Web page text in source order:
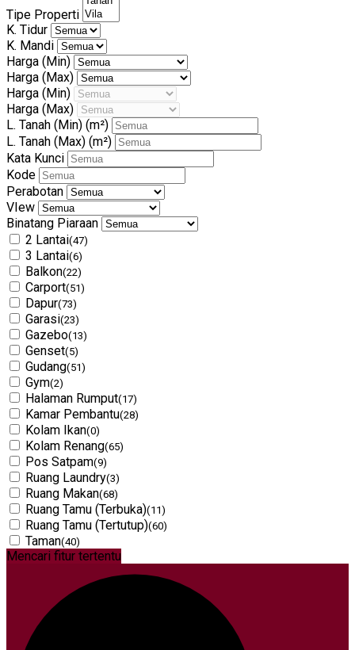
Tipe Properti
K. Tidur
K. Mandi
Harga (Min)
Harga (Max)
Harga (Min)
Harga (Max)
L. Tanah (Min) (m²)
L. Tanah (Max) (m²)
Kata Kunci
Kode
Perabotan
VIew
Binatang Piaraan
2 Lantai(47)
3 Lantai(6)
Balkon(22)
Carport(51)
Dapur(73)
Garasi(23)
Gazebo(13)
Genset(5)
Gudang(51)
Gym(2)
Halaman Rumput(17)
Kamar Pembantu(28)
Kolam Ikan(0)
Kolam Renang(65)
Pos Satpam(9)
Ruang Laundry(3)
Ruang Makan(68)
Ruang Tamu (Terbuka)(11)
Ruang Tamu (Tertutup)(60)
Taman(40)
Mencari fitur tertentu